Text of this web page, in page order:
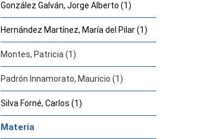
González Galván, Jorge Alberto (1)
Hernández Martínez, María del Pilar (1)
Montes, Patricia (1)
Padrón Innamorato, Mauricio (1)
Silva Forné, Carlos (1)
Materia